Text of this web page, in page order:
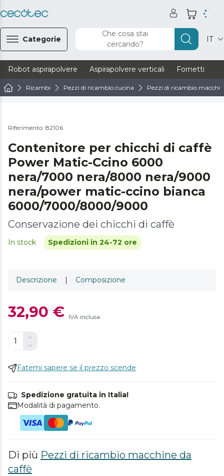
Categorie
Che cosa stai
cercando?
IT
Robot aspirapolvere Aspirapolvere verticali Fornetti
Ricambi Pezzi di ricambio cucina Pezzi di ricambio
Riferimento: 82106
Contenitore per chicchi di caffè
Power Matic-Ccino 6000
nera/7000 nera/8000 nera/9000
nera/power matic-ccino bianca
6000/7000/8000/9000
Conservazione dei chicchi di caffè
In stock Spedizioni in 24-72 ore
Descrizione | Composizione
32,90 € IVA inclusa
Fatemi sapere se il prezzo scende
Spedizione gratuita in Italia!
Modalità di pagamento.
Di più Pezzi di ricambio macchine da
caffè